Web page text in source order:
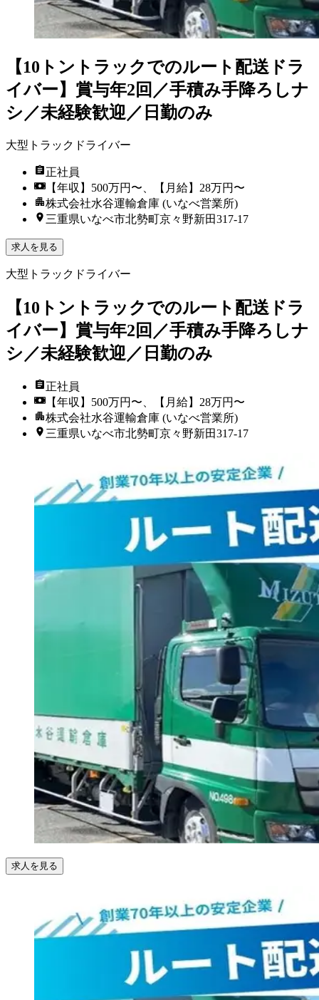
【10トントラックでのルート配送ドラ
イバー】賞与年2回／手積み手降ろしナ
シ／未経験歓迎／日勤のみ
大型トラックドライバー
正社員
【年収】500万円〜、【月給】28万円〜
株式会社水谷運輸倉庫 (いなべ営業所)
三重県いなべ市北勢町京々野新田317-17
求人を見る
大型トラックドライバー
【10トントラックでのルート配送ドラ
イバー】賞与年2回／手積み手降ろしナ
シ／未経験歓迎／日勤のみ
正社員
【年収】500万円〜、【月給】28万円〜
株式会社水谷運輸倉庫 (いなべ営業所)
三重県いなべ市北勢町京々野新田317-17
求人を見る